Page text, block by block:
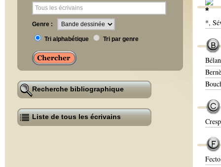
Genre :
Tri alphabétique Tri par genre
Recherche bibliographique
Liste de tous les écrivains
*,